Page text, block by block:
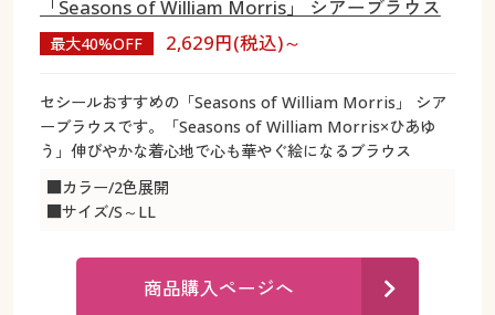
大きいサイズ メンズ
大きいサイズ 事務・制服
カタログ
カタログ・チラシからのご注文
デジタルカタログ
カタログ無料プレゼント
大きいサイズ 事務・制服
カタログ・チラシからのご注文
カタログ無料プレゼント
会員メニュー
マイページ
「Seasons of William Morris」 シアーブラウス
最大40%OFF 2,629円(税込)～
セシールおすすめの「Seasons of William Morris」 シア
ーブラウスです。「Seasons of William Morris×ひあゆ
う」伸びやかな着心地で心も華やぐ絵になるブラウス
■カラー/2色展開
■サイズ/S～LL
商品購入ページへ